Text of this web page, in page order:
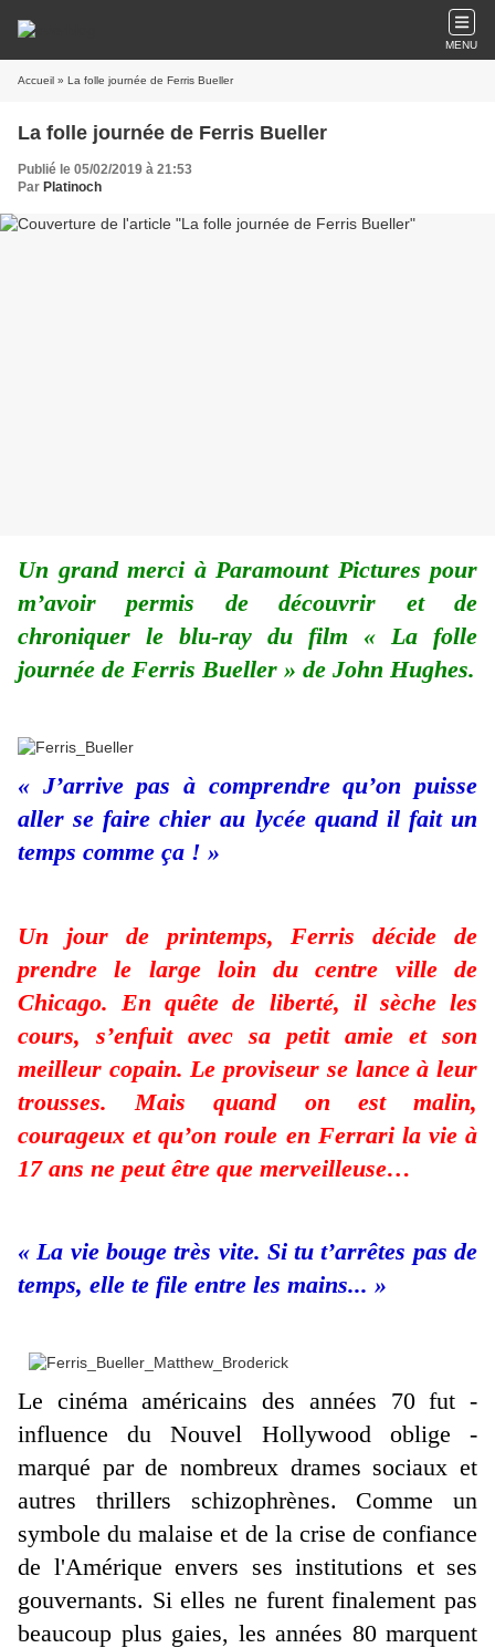
MENU
Accueil » La folle journée de Ferris Bueller
La folle journée de Ferris Bueller
Publié le 05/02/2019 à 21:53
Par Platinoch
Un grand merci à Paramount Pictures pour
m’avoir permis de découvrir et de
chroniquer le blu-ray du film « La folle
journée de Ferris Bueller » de John Hughes.
« J’arrive pas à comprendre qu’on puisse
aller se faire chier au lycée quand il fait un
temps comme ça ! »
Un jour de printemps, Ferris décide de
prendre le large loin du centre ville de
Chicago. En quête de liberté, il sèche les
cours, s’enfuit avec sa petit amie et son
meilleur copain. Le proviseur se lance à leur
trousses. Mais quand on est malin,
courageux et qu’on roule en Ferrari la vie à
17 ans ne peut être que merveilleuse…
« La vie bouge très vite. Si tu t’arrêtes pas de
temps, elle te file entre les mains... »
Le cinéma américains des années 70 fut -
influence du Nouvel Hollywood oblige -
marqué par de nombreux drames sociaux et
autres thrillers schizophrènes. Comme un
symbole du malaise et de la crise de confiance
de l'Amérique envers ses institutions et ses
gouvernants. Si elles ne furent finalement pas
beaucoup plus gaies, les années 80 marquent